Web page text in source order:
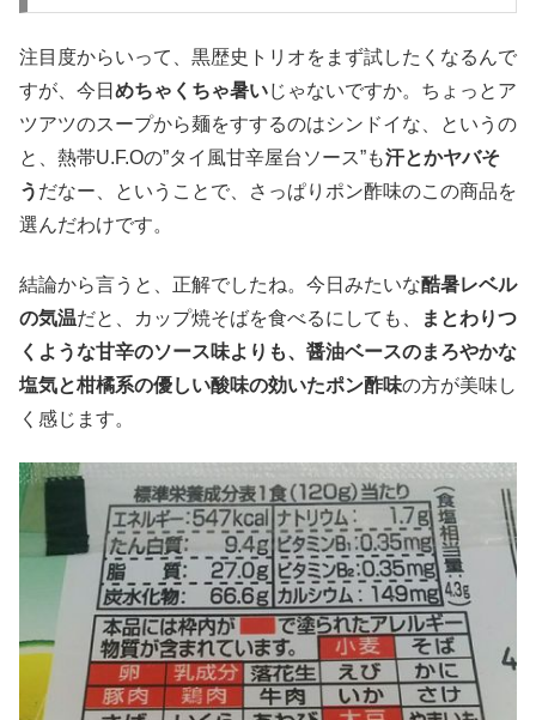
注目度からいって、黒歴史トリオをまず試したくなるんで
すが、今日 めちゃくちゃ暑いじゃないですか。ちょっとア
ツアツのスープから麺をすするのはシンドイな、というの
と、熱帯U.F.Oの”タイ風甘辛屋台ソース”も汗とかヤバそ
う だなー、ということで、さっぱりポン酢味のこの商品を
選んだわけです。
結論から言うと、正解でしたね。今日みたいな酷暑レベル
の気温だと、カップ焼そばを食べるにしても、
まとわりつ
くような甘辛のソース味よりも、醤油ベースのまろやかな
塩気と柑橘系の優しい酸味の効いたポン酢味の方が美味し
く感じます。